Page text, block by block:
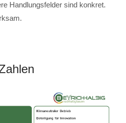
Handlungsfelder sind konkret.